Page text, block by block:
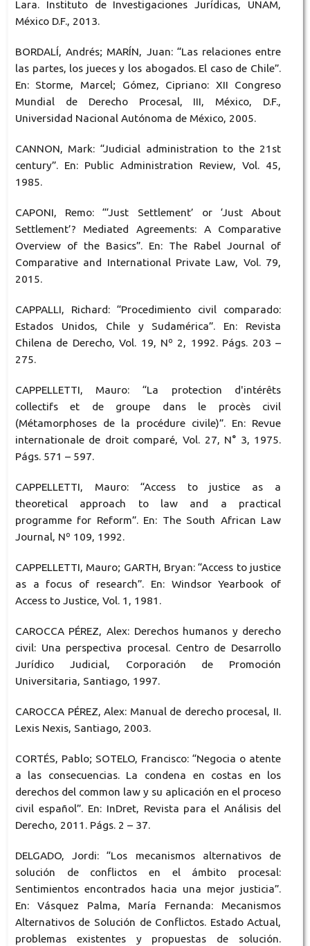
Lara. Instituto de Investigaciones Jurídicas, UNAM,
México D.F., 2013.
BORDALÍ, Andrés; MARÍN, Juan: “Las relaciones entre
las partes, los jueces y los abogados. El caso de Chile”.
En: Storme, Marcel; Gómez, Cipriano: XII Congreso
Mundial de Derecho Procesal, III, México, D.F.,
Universidad Nacional Autónoma de México, 2005.
CANNON, Mark: “Judicial administration to the 21st
century”. En: Public Administration Review, Vol. 45,
1985.
CAPONI, Remo: “‘Just Settlement’ or ‘Just About
Settlement’? Mediated Agreements: A Comparative
Overview of the Basics”. En: The Rabel Journal of
Comparative and International Private Law, Vol. 79,
2015.
CAPPALLI, Richard: “Procedimiento civil comparado:
Estados Unidos, Chile y Sudamérica”. En: Revista
Chilena de Derecho, Vol. 19, Nº 2, 1992. Págs. 203 –
275.
CAPPELLETTI, Mauro: “La protection d'intérêts
collectifs et de groupe dans le procès civil
(Métamorphoses de la procédure civile)”. En: Revue
internationale de droit comparé, Vol. 27, N° 3, 1975.
Págs. 571 – 597.
CAPPELLETTI, Mauro: “Access to justice as a
theoretical approach to law and a practical
programme for Reform”. En: The South African Law
Journal, Nº 109, 1992.
CAPPELLETTI, Mauro; GARTH, Bryan: “Access to justice
as a focus of research”. En: Windsor Yearbook of
Access to Justice, Vol. 1, 1981.
CAROCCA PÉREZ, Alex: Derechos humanos y derecho
civil: Una perspectiva procesal. Centro de Desarrollo
Jurídico Judicial, Corporación de Promoción
Universitaria, Santiago, 1997.
CAROCCA PÉREZ, Alex: Manual de derecho procesal, II.
Lexis Nexis, Santiago, 2003.
CORTÉS, Pablo; SOTELO, Francisco: “Negocia o atente
a las consecuencias. La condena en costas en los
derechos del common law y su aplicación en el proceso
civil español”. En: InDret, Revista para el Análisis del
Derecho, 2011. Págs. 2 – 37.
DELGADO, Jordi: “Los mecanismos alternativos de
solución de conflictos en el ámbito procesal:
Sentimientos encontrados hacia una mejor justicia”.
En: Vásquez Palma, María Fernanda: Mecanismos
Alternativos de Solución de Conflictos. Estado Actual,
problemas existentes y propuestas de solución.